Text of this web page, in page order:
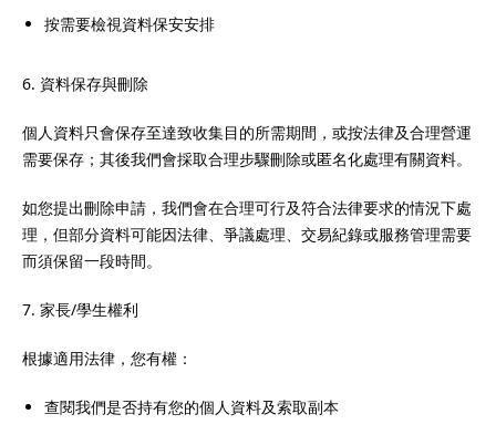
按需要檢視資料保安安排
6. 資料保存與刪除
個人資料只會保存至達致收集目的所需期間，或按法律及合理營運
需要保存；其後我們會採取合理步驟刪除或匿名化處理有關資料。
如您提出刪除申請，我們會在合理可行及符合法律要求的情況下處
理，但部分資料可能因法律、爭議處理、交易紀錄或服務管理需要
而須保留一段時間。
7. 家長/學生權利
根據適用法律，您有權：
查閱我們是否持有您的個人資料及索取副本